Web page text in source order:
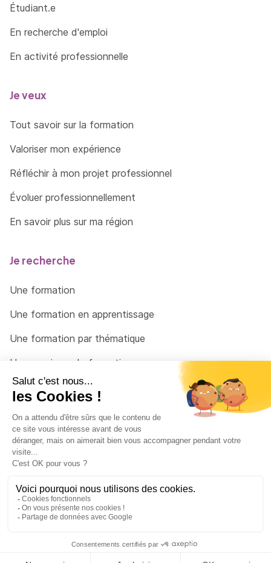
Étudiant.e
En recherche d'emploi
En activité professionnelle
Je veux
Tout savoir sur la formation
Valoriser mon expérience
Réfléchir à mon projet professionnel
Évoluer professionnellement
En savoir plus sur ma région
Je recherche
Une formation
Une formation en apprentissage
Une formation par thématique
Un organisme de formation
Un conseiller
Une solution pour raccrocher
© 2026 - Côté Formations - par Via Compétences
Menu Pied de page
Mentions Légales
Politique de confidentialité